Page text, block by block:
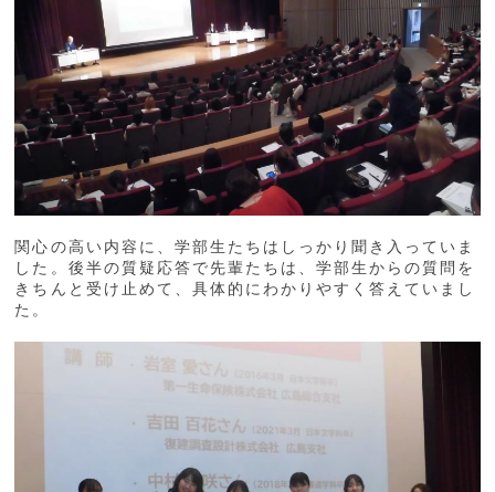
関心の高い内容に、学部生たちはしっかり聞き入っていま
した。後半の質疑応答で先輩たちは、学部生からの質問を
きちんと受け止めて、具体的にわかりやすく答えていまし
た。